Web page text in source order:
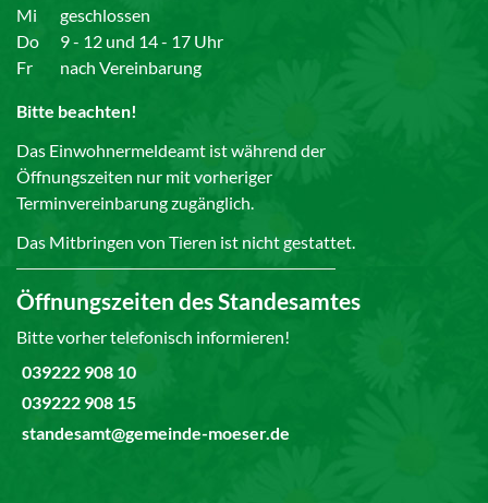
Mi
geschlossen
Do
9 - 12 und 14 - 17 Uhr
Fr
nach Vereinbarung
Bitte beachten!
Das Einwohnermeldeamt ist während der
Öffnungszeiten nur mit vorheriger
Terminvereinbarung zugänglich.
Das Mitbringen von Tieren ist nicht gestattet.
Öffnungszeiten des Standesamtes
Bitte vorher telefonisch informieren!
039222 908 10
039222 908 15
standesamt@gemeinde-moeser.de